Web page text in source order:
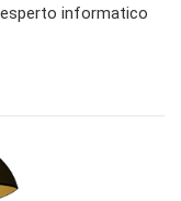
informatico